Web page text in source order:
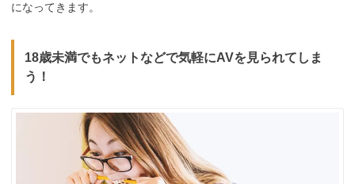
になってきます。
18歳未満でもネットなどで気軽にAVを見られてしま
う！